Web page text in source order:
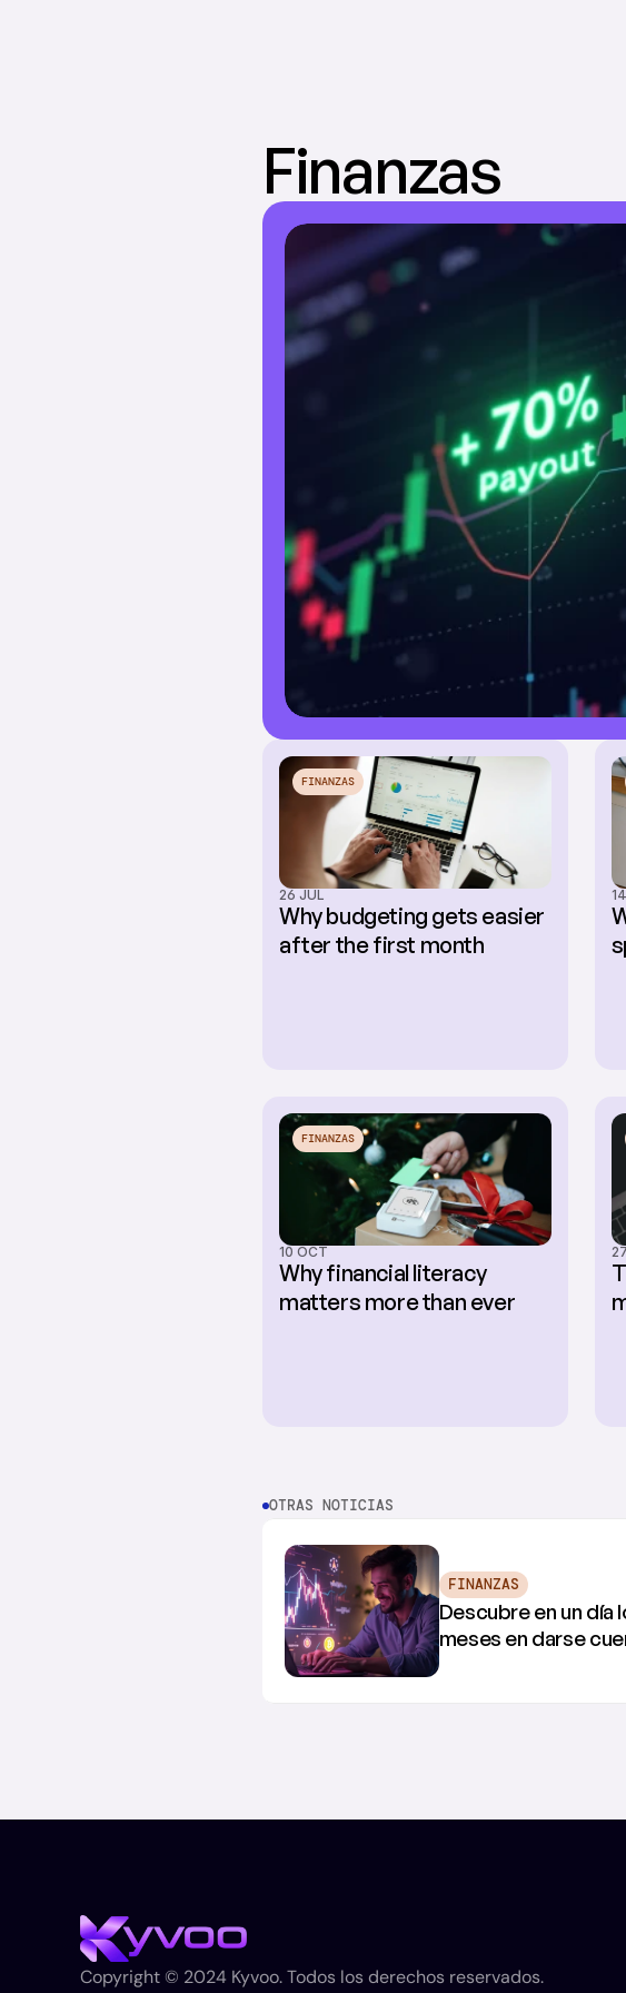
Finanzas
FINANZAS
26 JUL
Why budgeting gets easier
after the first month
FINANZAS
10 OCT
Why financial literacy
matters more than ever
OTRAS NOTICIAS
FINANZAS
Descubre en un día
meses en darse
Copyright © 2024 Kyvoo. Todos los derechos reservados.